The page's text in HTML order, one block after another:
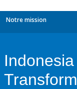
Notre mission